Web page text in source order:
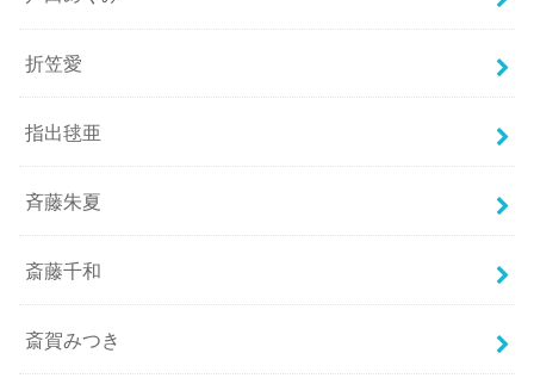
折笠愛
指出毬亜
斉藤朱夏
斎藤千和
斎賀みつき